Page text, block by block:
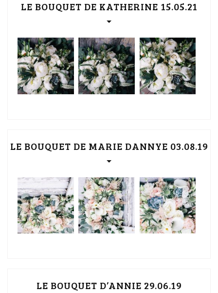
LE BOUQUET DE KATHERINE 15.05.21
LE BOUQUET DE MARIE DANNYE 03.08.19
LE BOUQUET D’ANNIE 29.06.19